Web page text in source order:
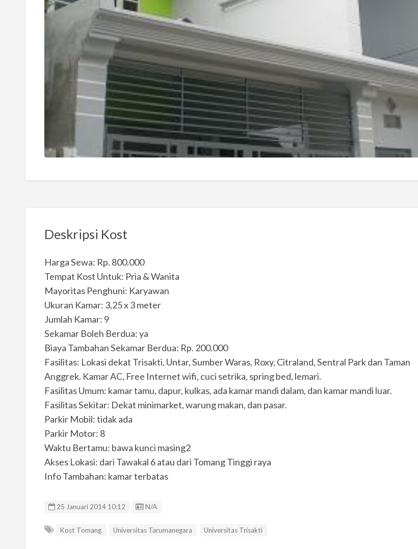
Deskripsi Kost
Harga Sewa: Rp. 800.000
Tempat Kost Untuk: Pria & Wanita
Mayoritas Penghuni: Karyawan
Ukuran Kamar: 3,25 x 3 meter
Jumlah Kamar: 9
Sekamar Boleh Berdua: ya
Biaya Tambahan Sekamar Berdua: Rp. 200.000
Fasilitas: Lokasi dekat Trisakti, Untar, Sumber Waras, Roxy, Citraland, Sentral Park dan Taman
Anggrek. Kamar AC, Free Internet wifi, cuci setrika, spring bed, lemari.
Fasilitas Umum: kamar tamu, dapur, kulkas, ada kamar mandi dalam, dan kamar mandi luar.
Fasilitas Sekitar: Dekat minimarket, warung makan, dan pasar.
Parkir Mobil: tidak ada
Parkir Motor: 8
Waktu Bertamu: bawa kunci masing2
Akses Lokasi: dari Tawakal 6 atau dari Tomang Tinggi raya
Info Tambahan: kamar terbatas
25 Januari 2014 10:12 Listing ID
N/A
Kost Tomang Universitas Tarumanegara Universitas Trisakti